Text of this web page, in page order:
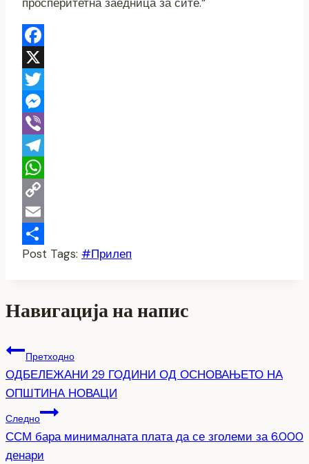
Facebook
X
Twitter
Messenger
Viber
Telegram
WhatsApp
Copy
Link
Email
Share
Post Tags: #Прилеп
Навигација на напис
Претходно
ОДБЕЛЕЖАНИ 29 ГОДИНИ ОД ОСНОВАЊЕТО НА
ОПШТИНА НОВАЦИ
Следно
ССМ бара минималната плата да се зголеми за 6.000
денари